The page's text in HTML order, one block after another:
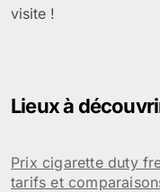
visite !
Lieux à
Prix cigarette duty
tarifs et